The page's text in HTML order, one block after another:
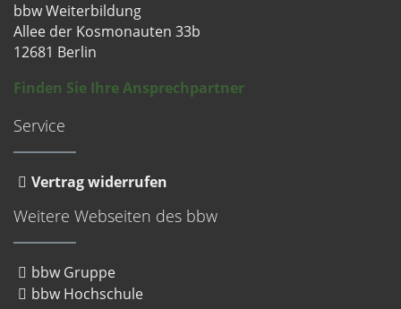
bbw Weiterbildung
Allee der Kosmonauten 33b
12681 Berlin
Finden Sie Ihre Ansprechpartner
Service
Vertrag widerrufen
Weitere Webseiten des bbw
bbw Gruppe
bbw Hochschule